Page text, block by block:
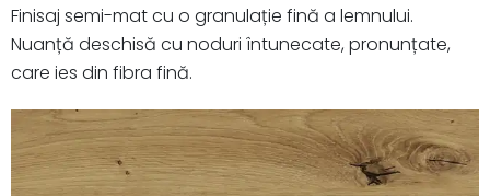
Finisaj semi-mat cu o granulație fină a lemnului.
Nuanță deschisă cu noduri întunecate, pronunțate,
care ies din fibra fină.